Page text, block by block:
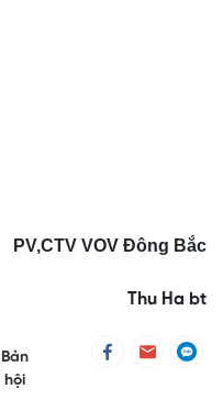
PV,CTV VOV Đông Bắc
Thu Ha bt
hội